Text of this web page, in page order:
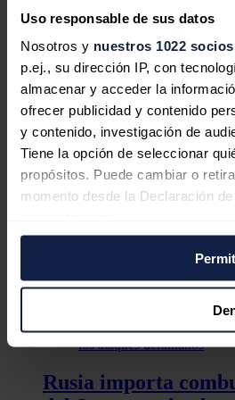
Uso responsable de sus datos
Nosotros y nuestros 1022 socios
p.ej., su dirección IP, con
almacenar y acceder la
ofrecer publicidad y contenido
y contenido, investigación de
Tiene la opción de seleccionar
propósitos. Puede cambiar o
momento desde la Declaración
Si lo permite, también
Recopilar información
puede tener una precisión de
Identificar su dispositivo
características específicas
Obtenga más información sobre
personales y establezca sus
hasta los 4,69 millones de toneladas, sin
consecutivo hubiera importaciones
Noticias relacionadas
India sigue
importaciones para
Jaime Santisteban07/08/2026
Rusia importa